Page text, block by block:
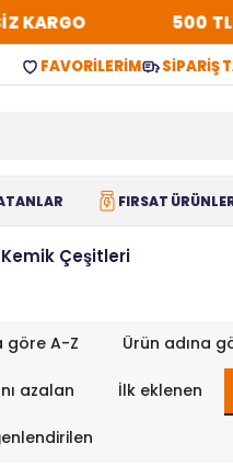
KARGO 500 TL
FAVORİLERİM SİPARİŞ
FIRSAT
Çeşitleri
göre A-Z Ürün adına
azalan İlk eklenen